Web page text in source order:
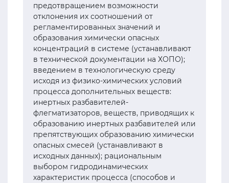
предотвращением возможности
отклонения их соотношений от
регламентированных значений и
образования химически опасных
концентраций в системе (устанавливают
в технической документации на ХОПО);
введением в технологическую среду
исходя из физико-химических условий
процесса дополнительных веществ:
инертных разбавителей-
флегматизаторов, веществ, приводящих к
образованию инертных разбавителей или
препятствующих образованию химически
опасных смесей (устанавливают в
исходных данных); рациональным
выбором гидродинамических
характеристик процесса (способов и